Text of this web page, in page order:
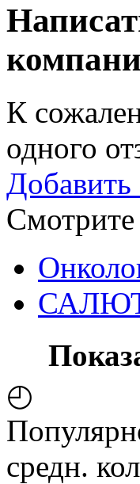
К
одного
САЛЮТ
◴
средн.